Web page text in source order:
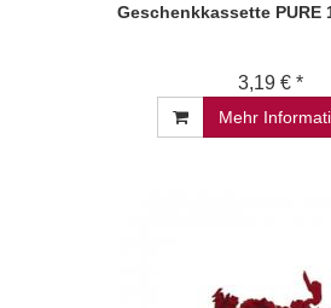
Geschenkkassette PURE
3,19 € *
Mehr